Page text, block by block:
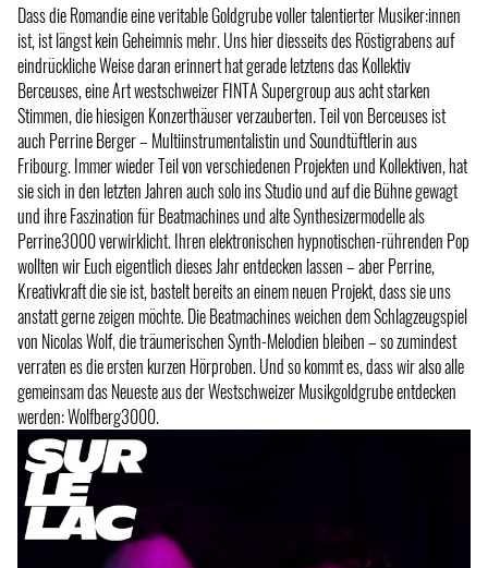
Dass die Romandie eine veritable Goldgrube voller talentierter Musiker:innen
ist, ist längst kein Geheimnis mehr. Uns hier diesseits des Röstigrabens auf
eindrückliche Weise daran erinnert hat gerade letztens das Kollektiv
Berceuses, eine Art westschweizer FINTA Supergroup aus acht starken
Stimmen, die hiesigen Konzerthäuser verzauberten. Teil von Berceuses ist
auch Perrine Berger – Multiinstrumentalistin und Soundtüftlerin aus
Fribourg. Immer wieder Teil von verschiedenen Projekten und Kollektiven, hat
sie sich in den letzten Jahren auch solo ins Studio und auf die Bühne gewagt
und ihre Faszination für Beatmachines und alte Synthesizermodelle als
Perrine3000 verwirklicht. Ihren elektronischen hypnotischen-rührenden Pop
wollten wir Euch eigentlich dieses Jahr entdecken lassen – aber Perrine,
Kreativkraft die sie ist, bastelt bereits an einem neuen Projekt, dass sie uns
anstatt gerne zeigen möchte. Die Beatmachines weichen dem Schlagzeugspiel
von Nicolas Wolf, die träumerischen Synth-Melodien bleiben – so zumindest
verraten es die ersten kurzen Hörproben. Und so kommt es, dass wir also alle
gemeinsam das Neueste aus der Westschweizer Musikgoldgrube entdecken
werden: Wolfberg3000.